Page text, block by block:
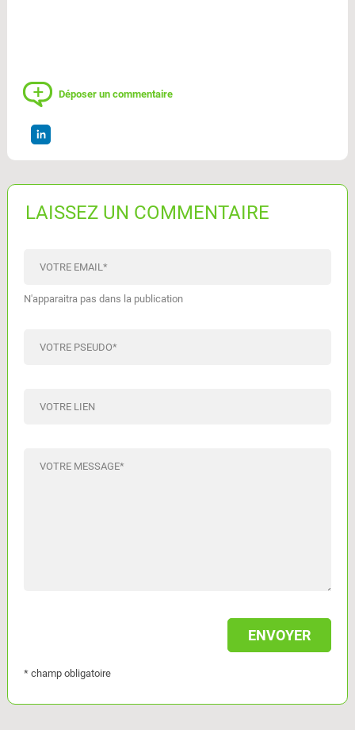
Déposer un commentaire
LAISSEZ UN COMMENTAIRE
VOTRE EMAIL *
N'apparaitra pas dans la publication
VOTRE PSEUDO*
VOTRE LIEN
VOTRE MESSAGE*
* champ obligatoire